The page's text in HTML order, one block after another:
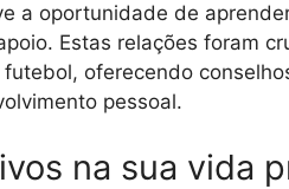
a oportunidade de
Estas relações foram
oferecendo
pessoal.
na sua vida